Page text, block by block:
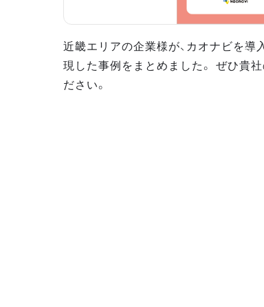
近畿エリアの企業様が、カオナビを導
現した事例をまとめました。 ぜひ貴
ださい。